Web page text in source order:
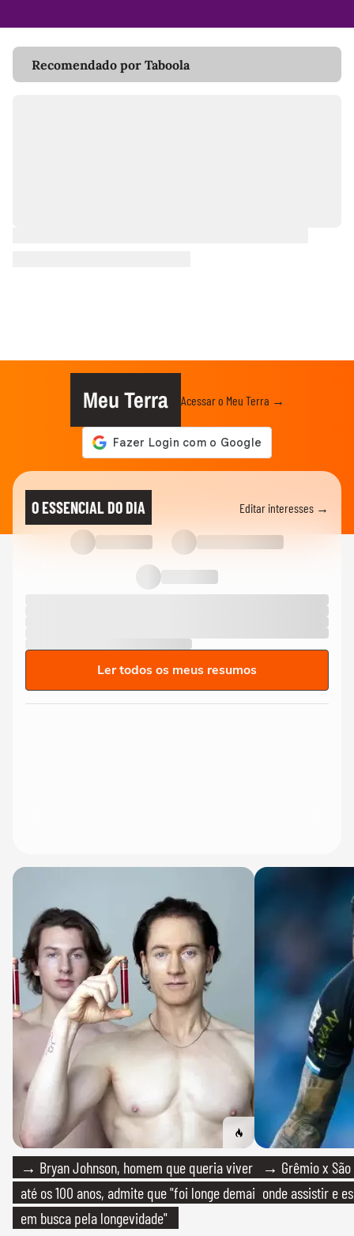
Recomendado por Taboola
Meu Terra Acessar o Meu Terra →
O ESSENCIAL DO DIA Editar interesses →
Ler todos os meus resumos
→ Bryan Johnson, homem que queria viver
até os 100 anos, admite que "foi longe demais
em busca pela longevidade"
→ Grêmio x São
onde assistir e